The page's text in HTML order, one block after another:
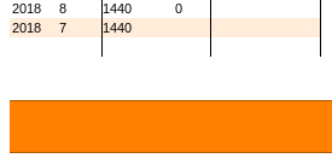
2018
8 1440
0
2018
7 1440